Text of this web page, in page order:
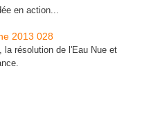
en action...
la résolution de l'Eau Nue et